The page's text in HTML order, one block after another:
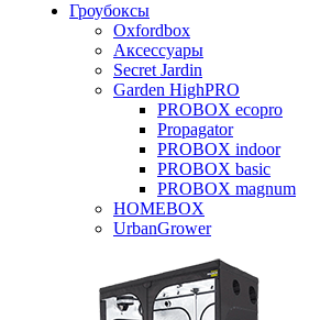
Гроубоксы
Oxfordbox
Аксессуары
Secret Jardin
Garden HighPRO
PROBOX ecopro
Propagator
PROBOX indoor
PROBOX basic
PROBOX magnum
HOMEBOX
UrbanGrower